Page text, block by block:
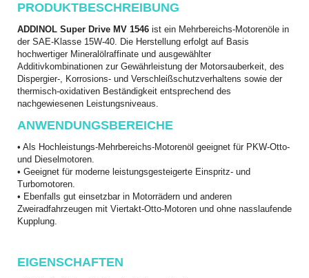
PRODUKTBESCHREIBUNG
ADDINOL Super Drive MV 1546 ist ein Mehrbereichs-Motorenöle in
der SAE-Klasse 15W-40. Die Herstellung erfolgt auf Basis
hochwertiger Mineralölraffinate und ausgewählter
Additivkombinationen zur Gewährleistung der Motorsauberkeit, des
Dispergier-, Korrosions- und Verschleißschutzverhaltens sowie der
thermisch-oxidativen Beständigkeit entsprechend des
nachgewiesenen Leistungsniveaus.
ANWENDUNGSBEREICHE
• A ls Hochleistungs-Mehrbereichs-Motorenöl geeignet für PKW-Otto-
und Dieselmotoren.
• Geeignet für moderne leistungsgesteigerte Einspritz- und
Turbomotoren.
• Ebenfalls gut einsetzbar in Motorrädern und anderen
Zweiradfahrzeugen mit Viertakt-Otto-Motoren und ohne nasslaufende
Kupplung.
EIGENSCHAFTEN